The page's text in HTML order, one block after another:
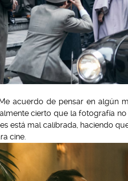
acuerdo de pensar en algún
cierto que la fotografía
está mal calibrada, haciendo
cine.